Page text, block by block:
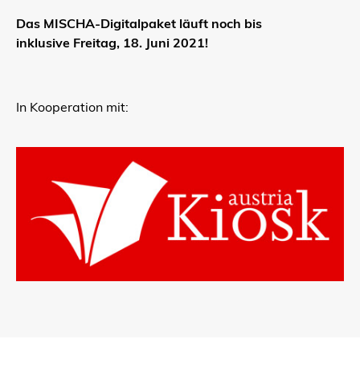
Das MISCHA-Digitalpaket läuft noch bis
inklusive Freitag, 18. Juni 2021!
In Kooperation mit: